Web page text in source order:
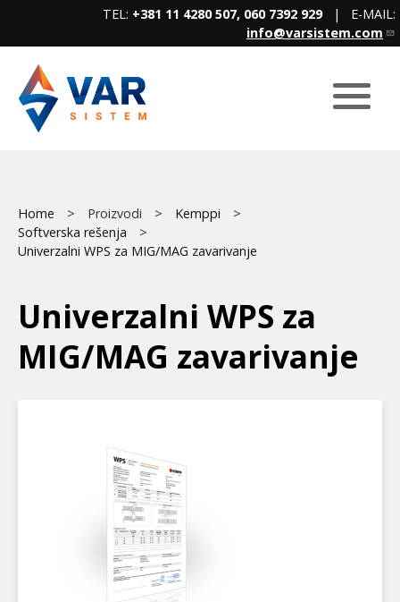
content
TEL: +381 11 4280 507, 060 7392 929| E-MAIL:
info@varsistem.com
Main
menu
Breadcrumb
Home Proizvodi
Kemppi
Softverska rešenja
Univerzalni WPS za MIG/MAG zavarivanje
Univerzalni WPS za
MIG/MAG zavarivanje